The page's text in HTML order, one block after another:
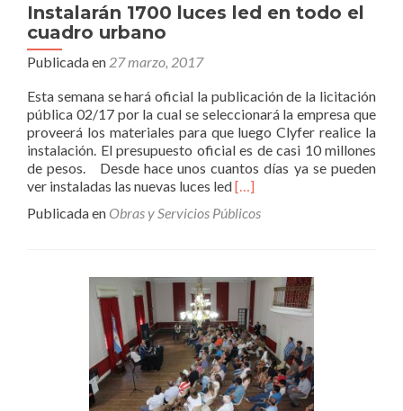
Instalarán 1700 luces led en todo el
cuadro urbano
Publicada en 27 marzo, 2017
Esta semana se hará oficial la publicación de la licitación
pública 02/17 por la cual se seleccionará la empresa que
proveerá los materiales para que luego Clyfer realice la
instalación. El presupuesto oficial es de casi 10 millones
de pesos. Desde hace unos cuantos días ya se pueden
ver instaladas las nuevas luces ledLeer
1700
en
todo
el
cuadro
urbano
[…]
Publicada en Obras y Servicios Públicos